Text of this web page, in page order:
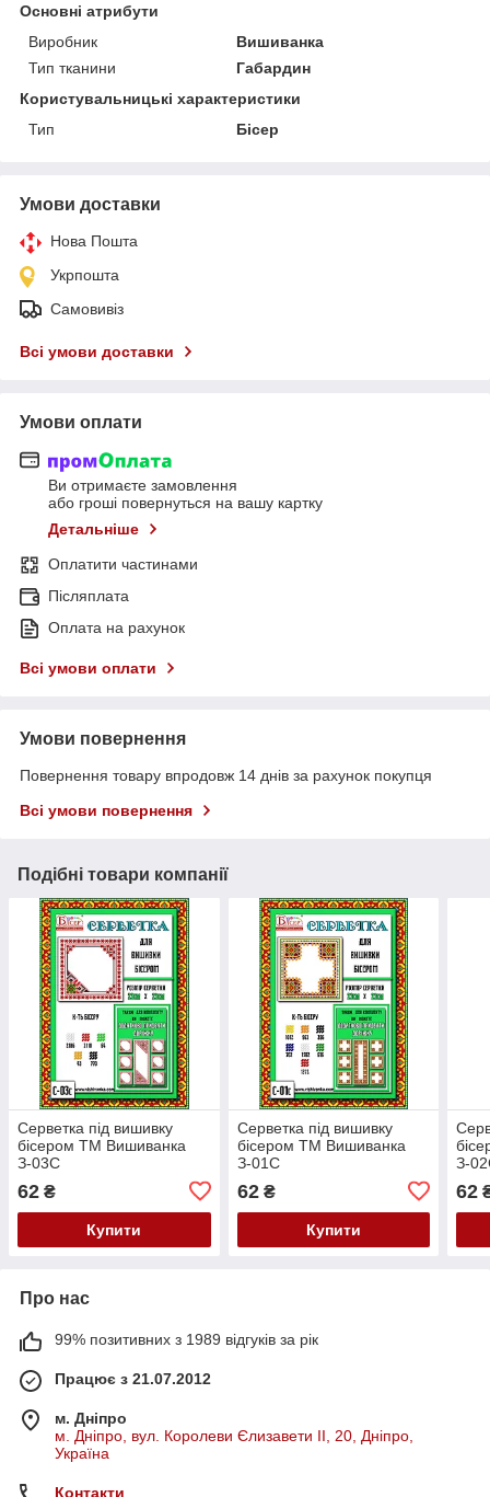
Основні атрибути
Виробник
Вишиванка
Тип тканини
Габардин
Користувальницькі характеристики
Тип
Бісер
Умови доставки
Нова Пошта
Укрпошта
Самовивіз
Всі умови доставки
Умови оплати
Ви отримаєте замовлення
або гроші повернуться на вашу картку
Детальніше
Оплатити частинами
Післяплата
Оплата на рахунок
Всі умови оплати
Умови повернення
Повернення товару впродовж 14 днів за рахунок покупця
Всі умови повернення
Подібні товари компанії
Серветка під вишивку
бісером ТМ Вишиванка
З-03С
62 ₴
Купити
Серветка під вишивку
бісером ТМ Вишиванка
З-01С
62₴
Купити
З-
62
Про нас
99% позитивних з 1989 відгуків за рік
Працює з 21.07.2012
м. Дніпро
м. Дніпро, вул. Королеви Єлизавети ІІ, 20, Дніпро,
Україна
Контакти